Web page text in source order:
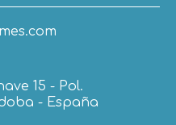
15 - Pol.
- España